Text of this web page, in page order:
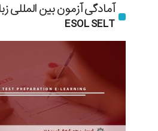
آمادگی آزمون بین المللی
ESOL SELT